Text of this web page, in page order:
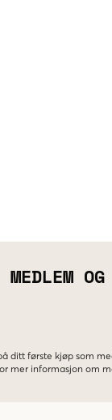
ditt første kjøp som
mer informasjon om